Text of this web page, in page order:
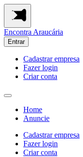
Encontra Araucária
Entrar
Cadastrar empresa
Fazer login
Criar conta
Home
Anuncie
Cadastrar empresa
Fazer login
Criar conta